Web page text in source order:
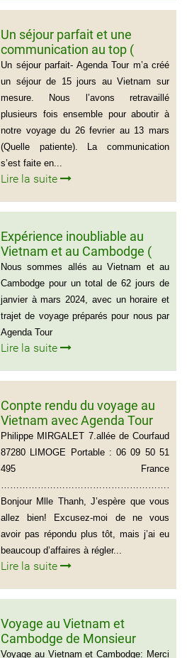
Un séjour parfait et une
communication au top (
Groupe de la famille de Mr
PASCAL CESCON)
Un séjour parfait- Agenda Tour m’a créé
un séjour de 15 jours au Vietnam sur
mesure. Nous l’avons retravaillé
plusieurs fois ensemble pour aboutir à
notre voyage du 26 fevrier au 13 mars
(Quelle patiente). La communication
s’est faite en...
Lire la suite
Expérience inoubliable au
Vietnam et au Cambodge (
Groupe de monsieur Jean
Pierre Lapointe)
Nous sommes allés au Vietnam et au
Cambodge pour un total de 62 jours de
janvier à mars 2024, avec un horaire et
trajet de voyage préparés pour nous par
Agenda Tour
Lire la suite
Conpte rendu du voyage au
Vietnam avec Agenda Tour
du groupe de Mr Philippe
MIRGALET (15 personnes)
Philippe MIRGALET 7.allée de Courfaud
87280 LIMOGE Portable : 06 09 50 51
495 France
Bonjour Mlle Thanh, J’espère que vous
allez bien! Excusez-moi de ne vous
avoir pas répondu plus tôt, mais j’ai eu
beaucoup d’affaires à régler...
Lire la suite
Voyage au Vietnam et
Cambodge de Monsieur
Sylvain Forest
Voyage au Vietnam et Cambodge: Merci